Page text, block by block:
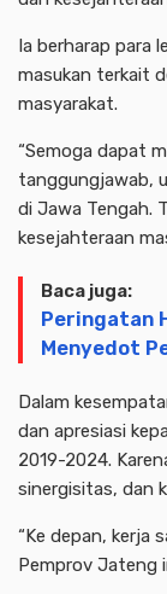
Ia berharap para
masukan terkait
masyarakat.
“Semoga dapat
tanggungjawab,
di Jawa Tengah.
kesejahteraan
Baca juga:
Peringatan
Menyedot
Dalam
dan apresiasi
2019-2024.
sinergisitas, dan
“Ke depan, kerja
Pemprov Jateng